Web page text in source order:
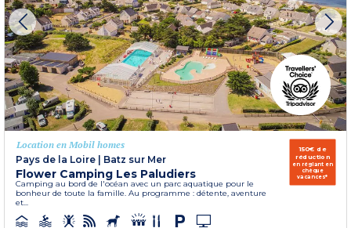
Location en Mobil homes
Pays de la Loire | Batz sur Mer
Flower Camping Les Paludiers
Camping au bord de l'océan avec un parc aquatique pour le
bonheur de toute la famille. Au programme : détente, aventure
et...
150€ de
réduction
en réglant en
chèque
vacances*